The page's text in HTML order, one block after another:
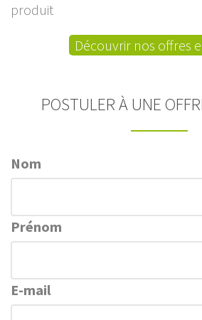
produit
Découvrir nos offres
POSTULER À UNE
Nom
Prénom
E-mail